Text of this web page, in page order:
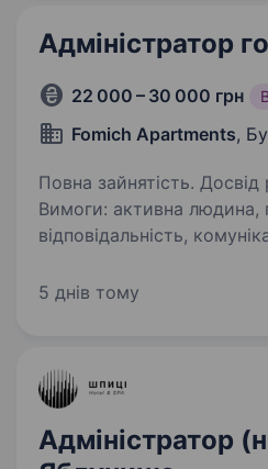
Адміністратор
22 000 – 30 000 грн
Fomich Apartments,
Повна зайнятість. Досвід
Вимоги: активна людина,
відповідальність,
працювати в колективі.
5 днів тому
Адміністратор